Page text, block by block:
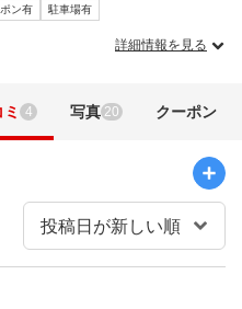
ン有 駐車場有
詳細情報を見る
4 写真 20 クーポン